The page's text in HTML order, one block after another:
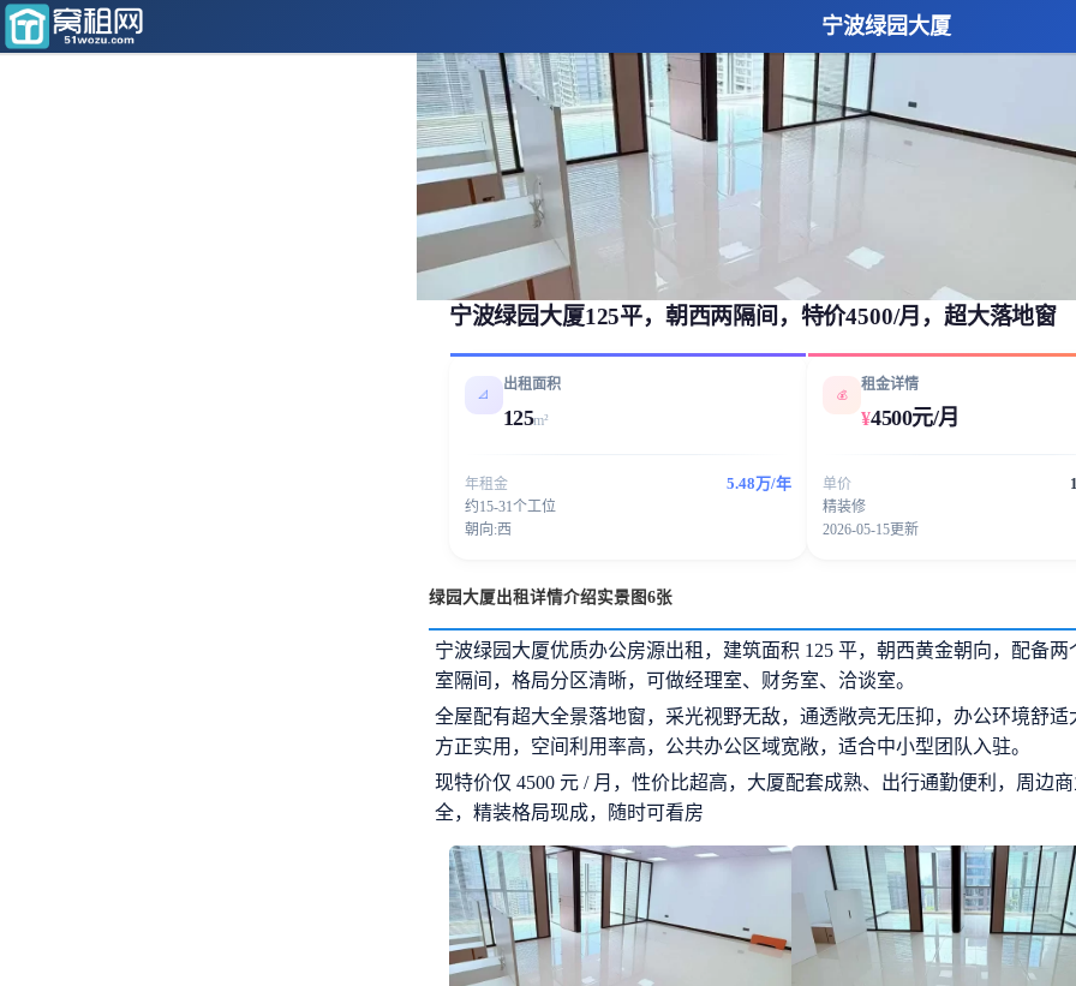
宁波绿园大厦
宁波绿园大厦125平，朝西两隔间，特价4500/月，超大落地窗
📐
出租面积
125m²
年租金 5.48万/年
约15-31个工位
朝向:西
💰
租金详情
¥4500元/月
单价
精装修
2026-05-15更新
绿园大厦出租详情介绍实景图6张
宁波绿园大厦优质办公房源出租，建筑面积 125 平，朝西黄金朝向，配备两
室隔间，格局分区清晰，可做经理室、财务室、洽谈室。
全屋配有超大全景落地窗，采光视野无敌，通透敞亮无压抑，办公环境舒适
方正实用，空间利用率高，公共办公区域宽敞，适合中小型团队入驻。
现特价仅 4500 元 / 月，性价比超高，大厦配套成熟、出行通勤便利，周边
全，精装格局现成，随时可看房